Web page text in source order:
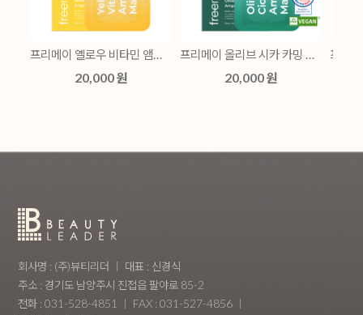
프리메이 올리브 시카 카밍 앰플 마스크 10매 프리메이 블루 모이스춰 앰플 마스크 10매
20,000 원 20,000 원
회사명 : (주)뷰티리더
대표 : 신경식
주소 : 경기도 남양주시 진접읍 팔야로 85-2
전화 : 031-528-4851
FAX : 031-527-4856